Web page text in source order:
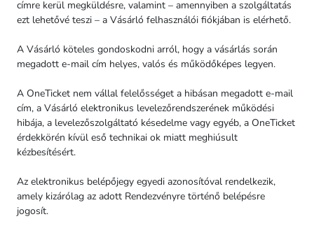
címre kerül megküldésre, valamint – amennyiben a szolgáltatás
ezt lehetővé teszi – a Vásárló felhasználói fiókjában is elérhető.
A Vásárló köteles gondoskodni arról, hogy a vásárlás során
megadott e-mail cím helyes, valós és működőképes legyen.
A OneTicket nem vállal felelősséget a hibásan megadott e-mail
cím, a Vásárló elektronikus levelezőrendszerének működési
hibája, a levelezőszolgáltató késedelme vagy egyéb, a OneTicket
érdekkörén kívül eső technikai ok miatt meghiúsult
kézbesítésért.
Az elektronikus belépőjegy egyedi azonosítóval rendelkezik,
amely kizárólag az adott Rendezvényre történő belépésre
jogosít.